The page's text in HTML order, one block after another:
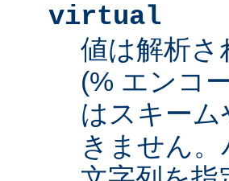
virtual
値は解析
(% エンコ
はスキー
きません